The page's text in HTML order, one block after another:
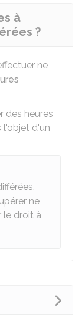
à
?
ne
des heures
l'objet d'un
ne
le droit à